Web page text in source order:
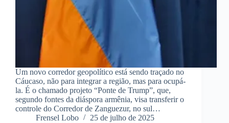
Um novo corredor geopolítico está sendo traçado no
Cáucaso, não para integrar a região, mas para ocupá-
la. É o chamado projeto “Ponte de Trump”, que,
segundo fontes da diáspora armênia, visa transferir o
controle do Corredor de Zanguezur, no sul…
Frensel Lobo
25 de julho de 2025